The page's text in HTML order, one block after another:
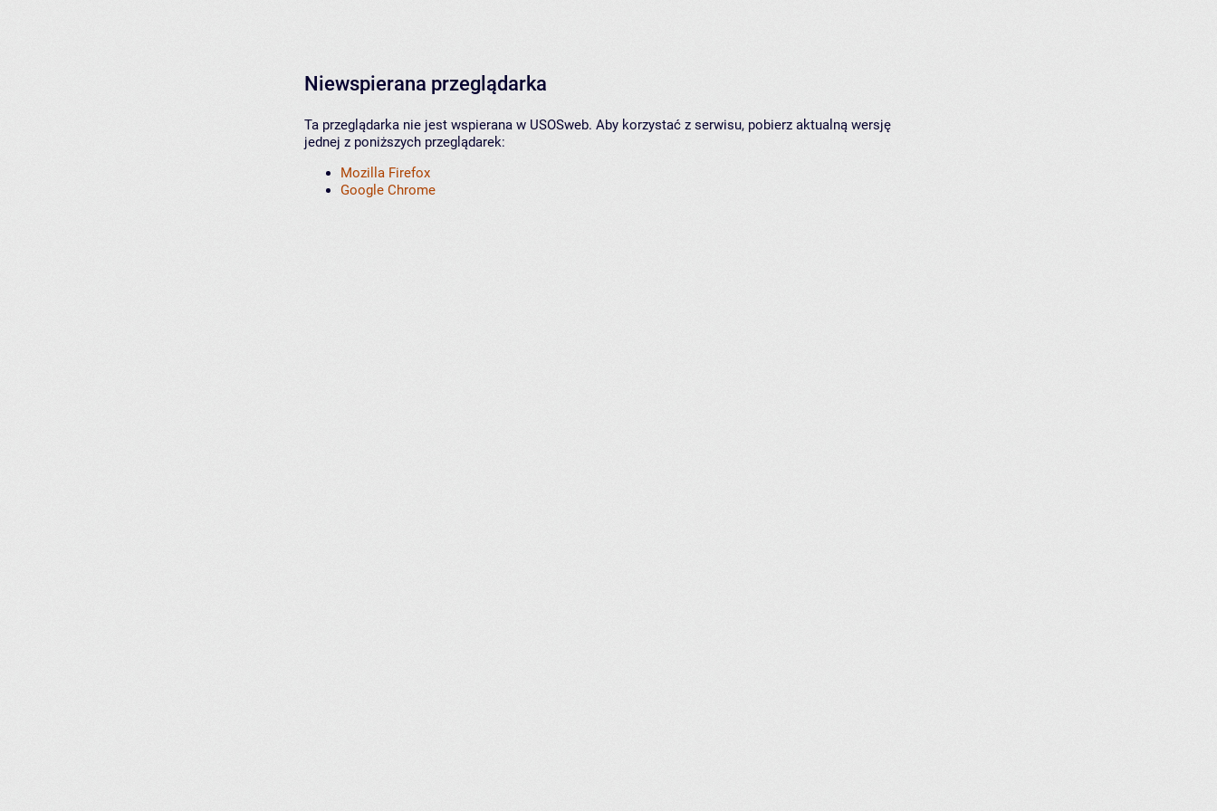
Niewspierana przeglądarka
Ta przeglądarka nie jest wspierana w USOSweb. Aby korzystać z serwisu, pobierz aktualną wersję
jednej z poniższych przeglądarek:
Mozilla Firefox
Google Chrome